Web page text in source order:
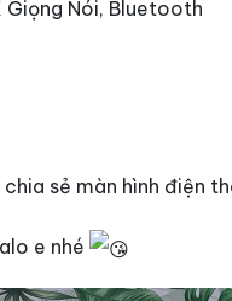
Giọng Nói, Bluetooth
sẻ màn hình điện
e nhé